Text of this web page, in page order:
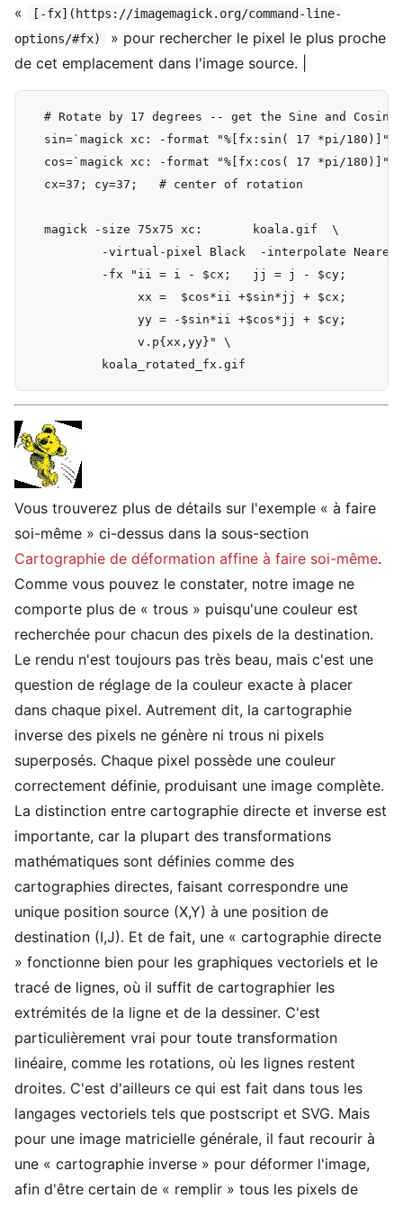
«
[-fx](https://imagemagick.org/command-line-
options/#fx)
» pour rechercher le pixel le plus proche
de cet emplacement dans l'image source. |
# Rotate by 17 degrees -- get the Sine and Cosine
sin=`magick xc: -format "%[fx:sin( 17 *pi/180)]"
cos=`magick xc: -format "%[fx:cos( 17 *pi/180)]"
  cx=37; cy=37;   # center of rotation
  magick -size 75x75 xc:       koala.gif  \
-virtual-pixel Black  -interpolate
          -fx "ii = i - $cx;   jj = j - $cy;
               xx =  $cos*ii +$sin*jj + $cx;
               yy = -$sin*ii +$cos*jj + $cy;
               v.p{xx,yy}" \
Vous trouverez plus de détails sur l'exemple « à faire
soi-même » ci-dessus dans la sous-section
Cartographie de déformation affine à faire soi-même.
Comme vous pouvez le constater, notre image ne
comporte plus de « trous » puisqu'une couleur est
recherchée pour chacun des pixels de la destination.
Le rendu n'est toujours pas très beau, mais c'est une
question de réglage de la couleur exacte à placer
dans chaque pixel. Autrement dit, la cartographie
inverse des pixels ne génère ni trous ni pixels
superposés. Chaque pixel possède une couleur
correctement définie, produisant une image complète.
La distinction entre cartographie directe et inverse est
importante, car la plupart des transformations
mathématiques sont définies comme des
cartographies directes, faisant correspondre une
unique position source (X,Y) à une position de
destination (I,J). Et de fait, une « cartographie directe
» fonctionne bien pour les graphiques vectoriels et le
tracé de lignes, où il suffit de cartographier les
extrémités de la ligne et de la dessiner. C'est
particulièrement vrai pour toute transformation
linéaire, comme les rotations, où les lignes restent
droites. C'est d'ailleurs ce qui est fait dans tous les
langages vectoriels tels que postscript et SVG. Mais
pour une image matricielle générale, il faut recourir à
une « cartographie inverse » pour déformer l'image,
afin d'être certain de « remplir » tous les pixels de